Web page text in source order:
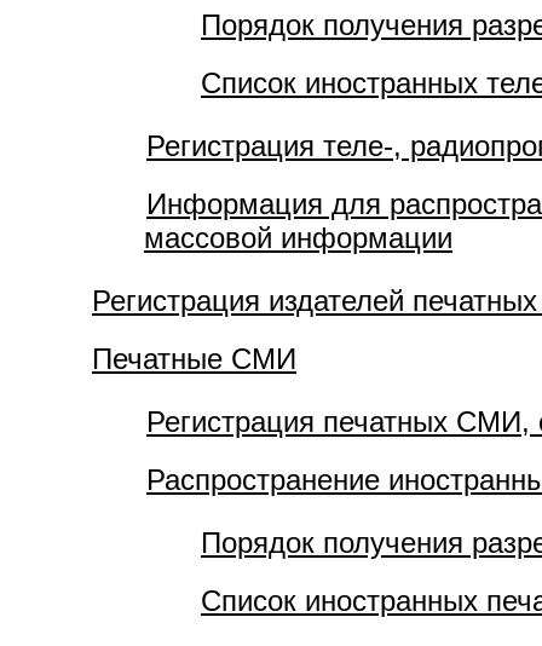
Порядок получения
Список иностранных
Регистрация теле-,
Информация для
массовой информации
Регистрация издателей
Печатные СМИ
Регистрация печатных СМИ,
Распространение
Порядок получения
Список иностранных